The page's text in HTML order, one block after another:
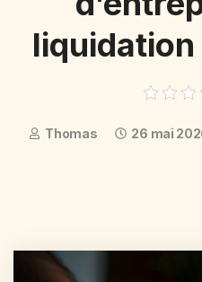
Thomas 26 mai